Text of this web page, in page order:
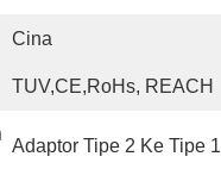
Cina
TUV,CE,RoHs, REACH
Adaptor Tipe 2 Ke Tipe 1